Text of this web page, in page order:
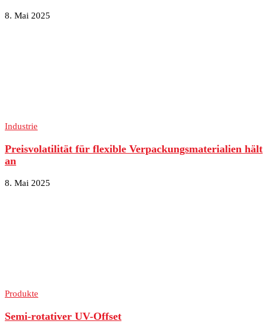
8. Mai 2025
Industrie
Preisvolatilität für flexible Verpackungsmaterialien hält
an
8. Mai 2025
Produkte
Semi-rotativer UV-Offset